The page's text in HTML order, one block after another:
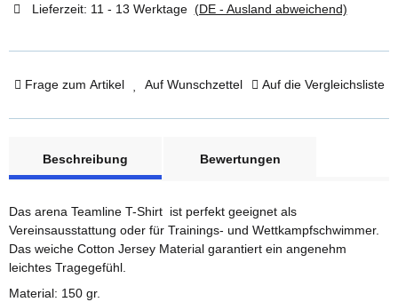
Lieferzeit: 11 - 13 Werktage (DE - Ausland abweichend)
Frage zum Artikel Auf Wunschzettel Auf die Vergleichsliste
Beschreibung
Bewertungen
Das arena Teamline T-Shirt ist perfekt geeignet als
Vereinsausstattung oder für Trainings- und Wettkampfschwimmer.
Das weiche Cotton Jersey Material garantiert ein angenehm
leichtes Tragegefühl.
Material: 150 gr.